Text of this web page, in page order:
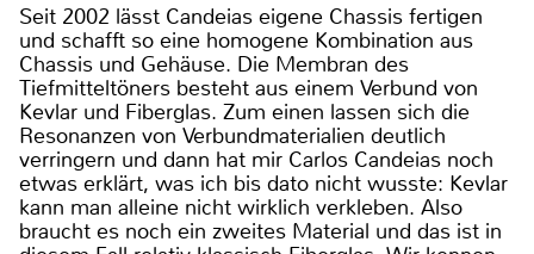
Seit 2002 lässt Candeias eigene Chassis fertigen
und schafft so eine homogene Kombination aus
Chassis und Gehäuse. Die Membran des
Tiefmitteltöners besteht aus einem Verbund von
Kevlar und Fiberglas. Zum einen lassen sich die
Resonanzen von Verbundmaterialien deutlich
verringern und dann hat mir Carlos Candeias noch
etwas erklärt, was ich bis dato nicht wusste: Kevlar
kann man alleine nicht wirklich verkleben. Also
braucht es noch ein zweites Material und das ist in